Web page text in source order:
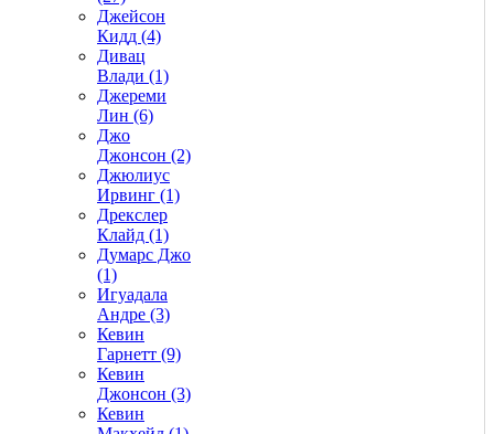
Джейсон
Кидд (4)
Дивац
Влади (1)
Джереми
Лин (6)
Джо
Джонсон (2)
Джюлиус
Ирвинг (1)
Дрекслер
Клайд (1)
Думарс Джо
(1)
Игуадала
Андре (3)
Кевин
Гарнетт (9)
Кевин
Джонсон (3)
Кевин